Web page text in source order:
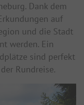
Dank dem
auf
und die Stadt
werden. Ein
sind perfekt
Rundreise.